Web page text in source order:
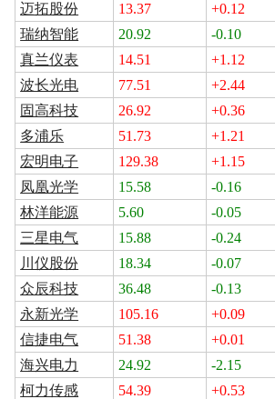
迈拓股份
13.37 +0.12
瑞纳智能
20.92 -0.10
真兰仪表
14.51 +1.12
波长光电
77.51 +2.44
固高科技
26.92 +0.36
多浦乐
51.73 +1.21
宏明电子
129.38 +1.15
凤凰光学
15.58 -0.16
林洋能源
5.60 -0.05
三星电气
15.88 -0.24
川仪股份
18.34 -0.07
众辰科技
36.48 -0.13
永新光学
105.16 +0.09
信捷电气
51.38 +0.01
海兴电力
24.92 -2.15
柯力传感
54.39 +0.53